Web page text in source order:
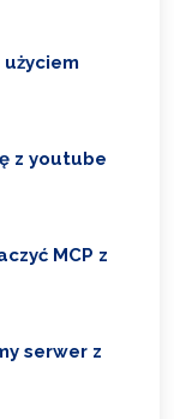
z youtube
MCP z
serwer z